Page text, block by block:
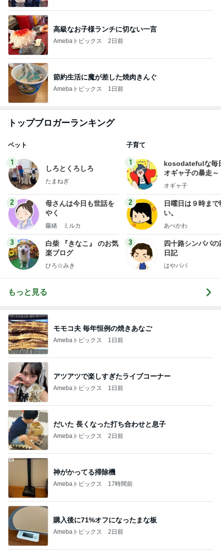
高級なお子様ランチに切ない一言
Amebaトピックス 2日前
節約生活に魔が差した焼肉きんぐ
Amebaトピックス 1日前
トップブロガーランキング
ペット
1
しろとくろしろ
たまねぎ
2
母さんは今日も世話を
やく
藤緒 ミルカ
3
白柴 『きなこ』 のお気
楽ブログ
ひろ☆みき
子育て
1
kosodatefulな毎
オギャ子の暴走～
オギャ子
2
日曜日は９時まで
い。
あべかわ
3
四十路シンパパの
日記
はやパパ
もっと見る
モモコ夫 毎年恒例の焼きあなご
Amebaトピックス 1日前
アツアツで楽しすぎたライブコーナー
Amebaトピックス 1日前
だいた 長くなった打ち合わせと息子
Amebaトピックス 2日前
神がかってる掃除機
Amebaトピックス 17時間前
購入後に71%オフになったまな板
Amebaトピックス 2日前